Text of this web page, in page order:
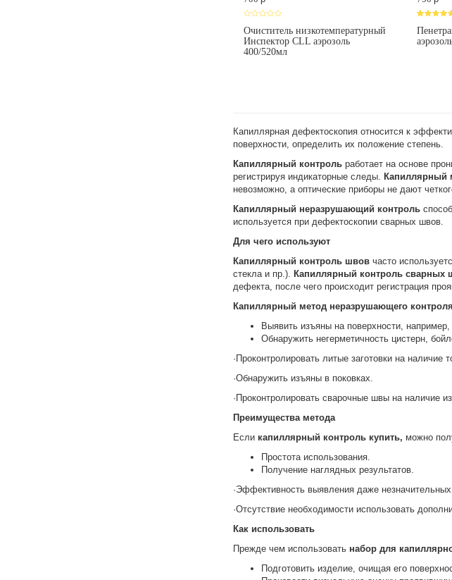
Очиститель низкотемпературный
Инспектор CLL аэрозоль
400/520мл
Капиллярная дефектоскопия относится к
поверхности, определить их положение степень.
Капиллярный контроль работает на основе
регистрируя индикаторные следы. Капиллярный
невозможно, а оптические приборы не дают
Капиллярный неразрушающий контроль
используется при дефектоскопии сварных швов.
Для чего используют
Капиллярный контроль швов часто
стекла и пр.). Капиллярный контроль сварных
дефекта, после чего происходит регистрация
Капиллярный метод неразрушающего контроля
Выявить изъяны на поверхности,
Обнаружить негерметичность цистерн,
·Проконтролировать литые заготовки на наличие
·Обнаружить изъяны в поковках.
·Проконтролировать сварочные швы на наличие
Преимущества метода
Если капиллярный контроль купить, можно
Простота использования.
Получение наглядных результатов.
·Эффективность выявления даже незначительных
·Отсутствие необходимости использовать
Как использовать
Прежде чем использовать набор для
Подготовить изделие, очищая его